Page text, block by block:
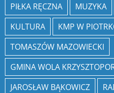
PIŁKA RĘCZNA
MUZYKA
KULTURA
KMP W
TOMASZÓW MAZOWIECKI
GMINA WOLA
JAROSŁAW BĄKOWICZ